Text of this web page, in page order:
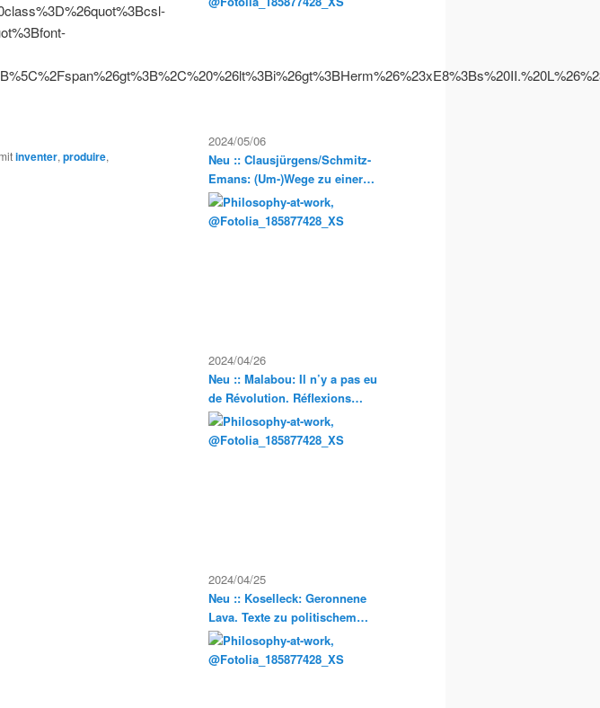
inventer, produire,
2024/05/06
Neu :: Clausjürgens/Schmitz-
Emans: (Um-)Wege zu einer
Sozialphilosophie der
Postmoderne. Philosophische
2024/04/26
Neu :: Malabou: Il n’y a pas eu
de Révolution. Réflexions
anarchistes sur la propriété et
la condition servile en France
2024/04/25
Neu :: Koselleck: Geronnene
Lava. Texte zu politischem
Totenkult und Erinnerung